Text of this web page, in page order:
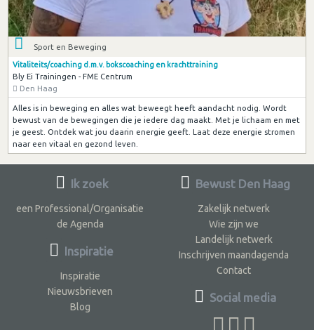
Sport en Beweging
Vitaliteits/coaching d.m.v. bokscoaching en krachttraining
Bly Ei Trainingen - FME Centrum
Den Haag
Alles is in beweging en alles wat beweegt heeft aandacht nodig. Wordt
bewust van de bewegingen die je iedere dag maakt. Met je lichaam en met
je geest. Ontdek wat jou daarin energie geeft. Laat deze energie stromen
naar een vitaal en gezond leven.
Ik zoek
een Professional/Organisatie
de Agenda
Inspiratie
Inspiratie
Nieuwsbrieven
Blog
Bewust Den Haag
Zakelijk netwerk
Wie zijn we
Landelijk netwerk
Inschrijven maandagenda
Contact
Social media